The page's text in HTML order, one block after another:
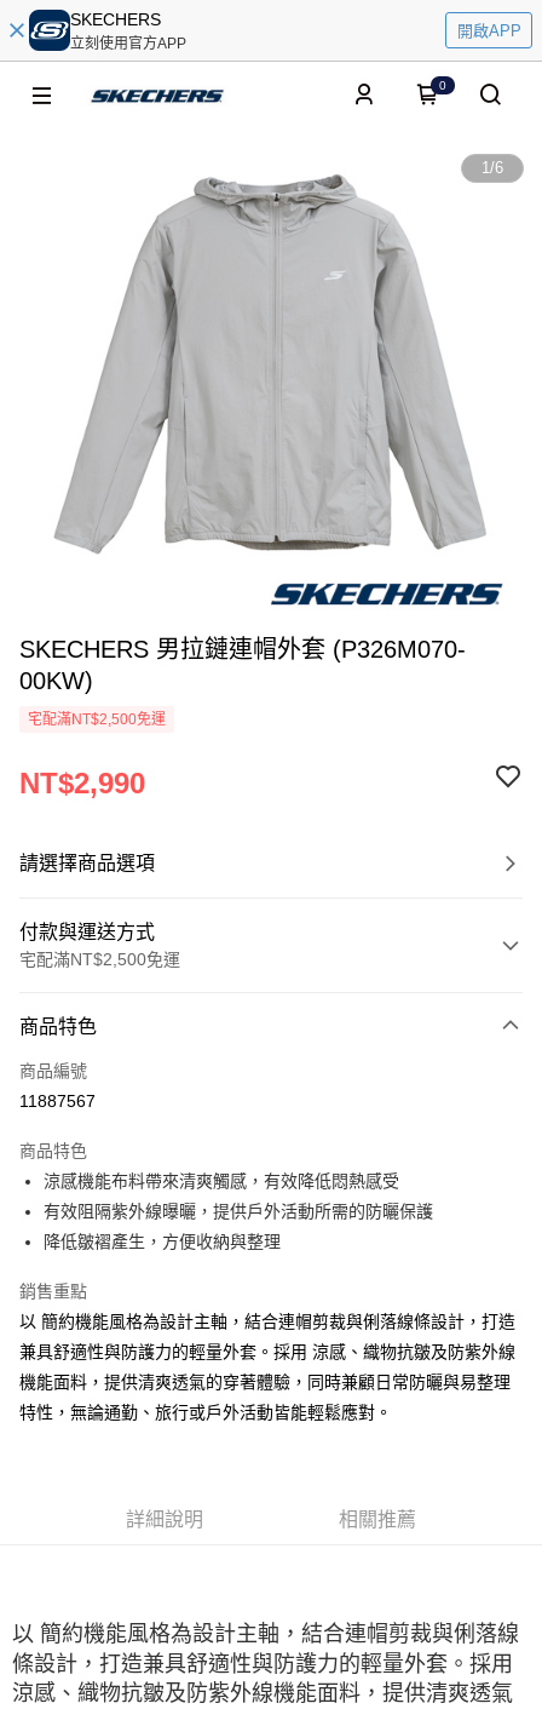
SKECHERS
立刻使用官方APP
開啟APP
0
1/6
SKECHERS 男拉鏈連帽外套 (P326M070-
00KW)
宅配滿NT$2,500免運
NT$2,990
請選擇商品選項
付款與運送方式
宅配滿NT$2,500免運
信用卡一次付款
LINE Pay
相關說明
【大哥付你分期使用說明】
1.本服務由台灣大哥大提供，台灣大哥大用戶可立即使用無須另外申請。
2.付款方式選擇「大哥付你分期」，訂單成立後會自動跳轉到大哥付的交易
流程，驗證手機門號後，選擇欲分期的期數、繳款截止日，確認付款後即完
3.實際核准額度、可分期數及費用金額請依後續交易確認頁面所載為準。
4.訂單成立30分鐘內，如未前往確認交易或遇審核未通過，訂單將自動取
消。如遇「轉專審核」未通過狀況，表示未達大哥付你分期系統評分，恕無
法說明評估內容。
【繳款方式說明】
1.分期款項不併入電信帳單，「大哥付你分期」於每月結算日後寄送繳費提
資料（包含姓名、電話或地址）提供予台灣大哥大進項蒐集、處理及利用，
由本公司與您本人進行分期帳單所需資料之確認、核對及更正。
3.完整用戶服務條款，請詳閱以下連結：https://oppay.tw/userRule
ATM付款
宅配
商品特色
商品編號
11887567
商品特色
涼感機能布料帶來清爽觸感，有效降低悶熱感受
有效阻隔紫外線曝曬，提供戶外活動所需的防曬保護
降低皺褶產生，方便收納與整理
銷售重點
以 簡約機能風格為設計主軸，結合連帽剪裁與俐落線條設計，打造
兼具舒適性與防護力的輕量外套。採用 涼感、織物抗皺及防紫外線
機能面料，提供清爽透氣的穿著體驗，同時兼顧日常防曬與易整理
特性，無論通勤、旅行或戶外活動皆能輕鬆應對。
詳細說明 相關推薦
以 簡約機能風格為設計主軸，結合連帽剪裁與俐落線
條設計，打造兼具舒適性與防護力的輕量外套。採用
涼感、織物抗皺及防紫外線機能面料，提供清爽透氣